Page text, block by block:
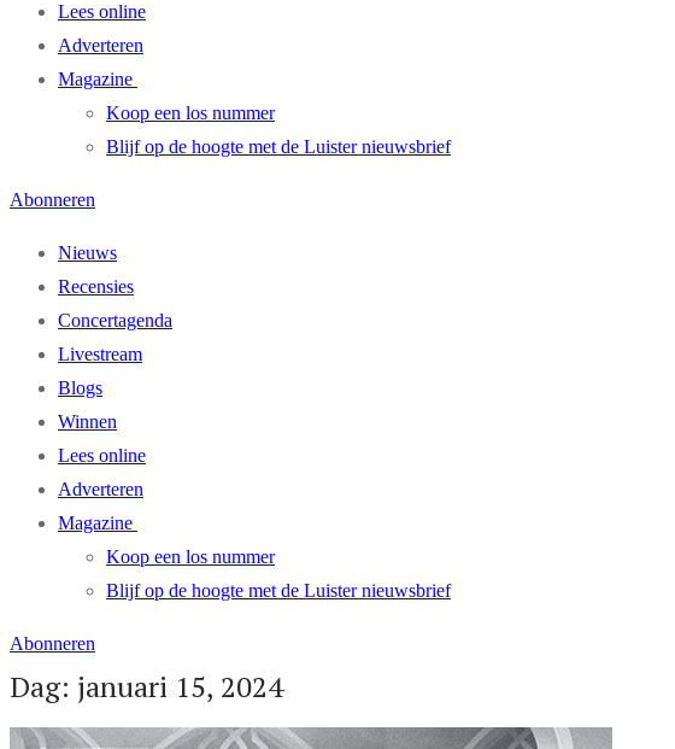
Lees online
Adverteren
Magazine
Koop een los nummer
Blijf op de hoogte met de Luister nieuwsbrief
Abonneren
Nieuws
Recensies
Concertagenda
Livestream
Blogs
Winnen
Lees online
Adverteren
Magazine
Koop een los nummer
Blijf op de hoogte met de Luister nieuwsbrief
Abonneren
Dag: januari 15, 2024